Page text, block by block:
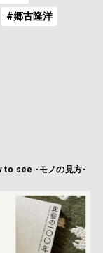
#郷古隆洋
to see -モノの見方-